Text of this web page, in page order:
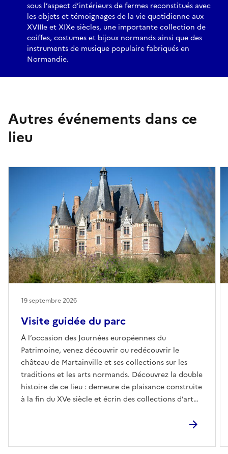
sous l’aspect d’intérieurs de fermes reconstitués avec
les objets et témoignages de la vie quotidienne aux
XVIIIe et XIXe siècles, une importante collection de
coiffes, costumes et bijoux normands ainsi que des
instruments de musique populaire fabriqués en
Normandie.
Autres événements dans ce
lieu
Visite guidée du parc
À l’occasion des Journées européennes du
Patrimoine, venez découvrir ou redécouvrir le
château de Martainville et ses collections sur les
traditions et les arts normands. Découvrez la double
histoire de ce lieu : demeure de plaisance construite
à la fin du XVe siècle et écrin des collections d’art
découvrir les jardins du domaine en compagnie des
de Martainville en compagnie du jardinier du
19 septembre 2026